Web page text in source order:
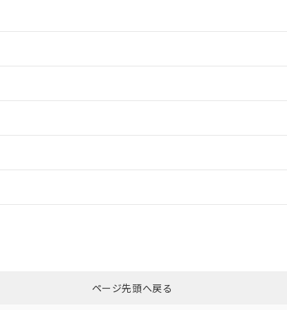
ダウンロードはこちらページ先頭へ戻る